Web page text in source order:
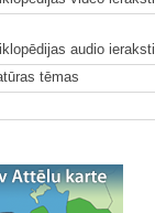
audio ieraksti
tēmas